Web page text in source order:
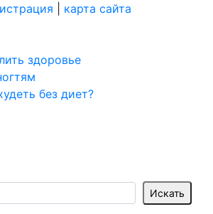
карта сайта
без диет?